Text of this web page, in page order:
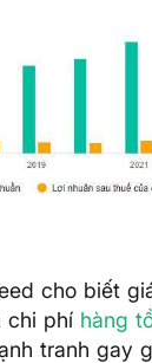
cho biết
chi phí hàng
tranh gay